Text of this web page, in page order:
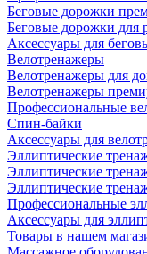
Беговые дорожки
Беговые дорожки для
Аксессуары для
Велотренажеры
Велотренажеры для
Велотренажеры
Профессиональные
Спин-байки
Аксессуары для
Эллиптические
Эллиптические
Эллиптические
Профессиональные
Аксессуары для
Товары в нашем